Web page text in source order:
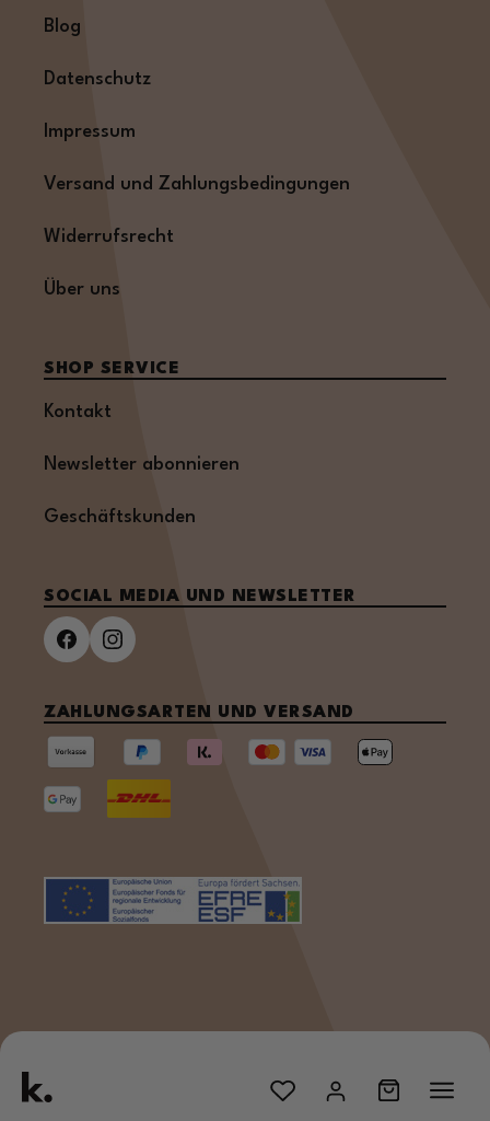
Blog
Datenschutz
Impressum
Versand und Zahlungsbedingungen
Widerrufsrecht
Über uns
SHOP SERVICE
Kontakt
Newsletter abonnieren
Geschäftskunden
SOCIAL MEDIA UND NEWSLETTER
ZAHLUNGSARTEN UND VERSAND